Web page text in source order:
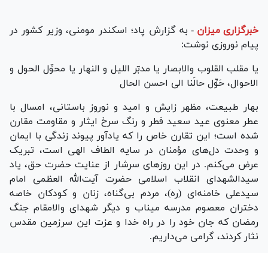
خبرگزاری میزان - به گزارش پاد؛ اسکندر مومنی، وزیر کشور در
پیام نوروزی نوشت:
یا مقلب القلوب والابصار یا مدبّر اللیل و النهار یا محوِّل الحول و
الاحوال، حَوِّل حالَنا الی احسن الحال
بهار طبیعت، مظهر زایش و امید و نوروز باستانی، امسال با
عطر معنوی عید سعید فطر و رنگ سرخ ایثار و مقاومت مقارن
شده است؛ این تقارن خاص را که یادآور پیوند زندگی با ایمان
و وحدت دل‌های مؤمنان در سایه الطاف الهی است، تبریک
عرض می‌کنم. در این روز‌های سرشار از عنایت حضرت حق، یاد
سیدالشهدای انقلاب اسلامی حضرت آیت‌الله العظمی امام
سیدعلی خامنه‌ای (ره)، مردم بی‌گناه، زنان و کودکان خاصه
دختران معصوم مدرسه میناب و دیگر شهدای والامقام جنگ
رمضان که جان خود را در راه خدا و عزت این سرزمین مقدس
نثار کردند، گرامی می‌داریم.